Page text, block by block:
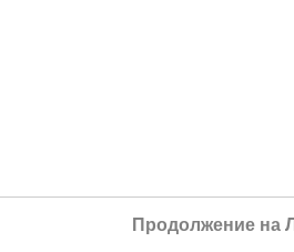
Продолжение на